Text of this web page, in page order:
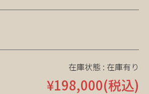
在庫状態 : 在庫有り
¥198,000(税込)